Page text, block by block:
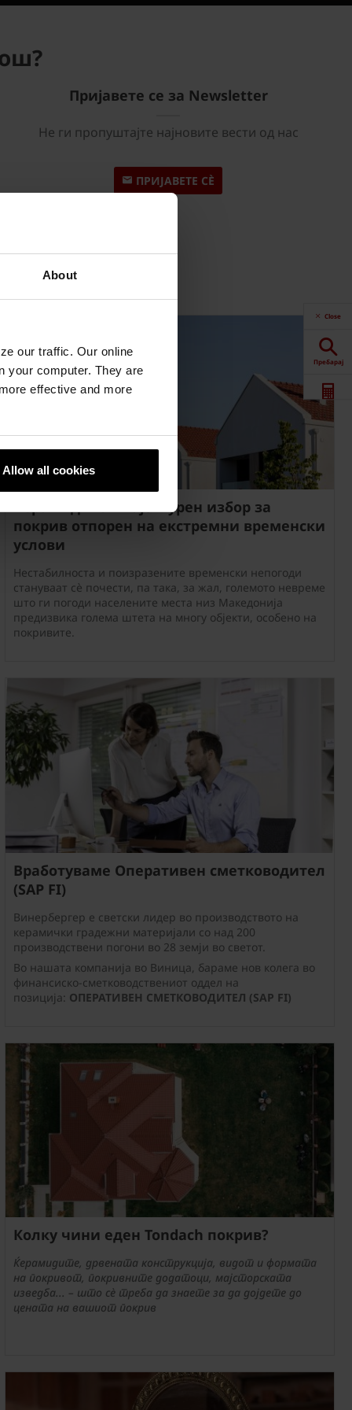
About
our traffic. Our online
your computer. They are
effective and more
Allow all cookies
Пријавете се за Newsletter
Не ги пропуштајте најновите вести од нас
ПРИЈАВЕТЕ СÈ
Ќерамидите – најсигурен избор за
покрив отпорен на екстремни временски
услови
Нестабилноста и поизразените временски непогоди
стануваат сè почести, па така, за жал, големото невреме
што ги погоди населените места низ Македонија
предизвика голема штета на многу објекти, особено на
покривите.
Вработуваме Оперативен сметководител
(SAP FI)
Винербергер е светски лидер во производството на
керамички градежни материјали со над 200
производствени погони во 28 земји во светот.
Во нашата компанија во Виница, бараме нов колега во
финансиско-сметководствениот оддел на
позиција: ОПЕРАТИВЕН СМЕТКОВОДИТЕЛ (SAP FI)
Колку чини еден Tondach покрив?
Ќерамидите, дрвената конструкција, видот и формата
на покривот, покривните додатоци, мајсторската
изведба... – што сè треба да знаете за да дојдете до
цената на вашиот покрив
Close
Пребарај
Калкулатор